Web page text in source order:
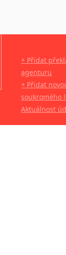
+ Přidat
agenturu
+ Přidat
soukromého
Aktuálnost